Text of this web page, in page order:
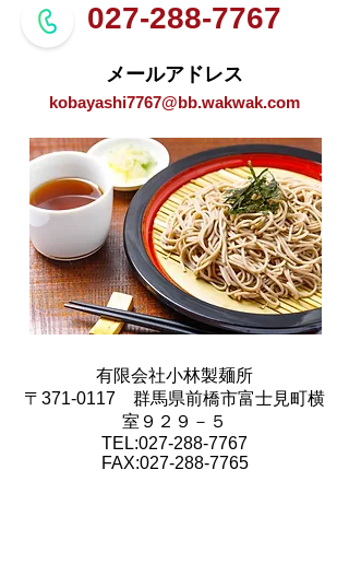
027-288-7767
メールアドレス
kobayashi7767@bb.wakwak.com
有限会社小林製麺所
〒371-0117 群馬県前橋市富士見町横
室９２９－５
TEL:027-288-7767
FAX:027-288-7765